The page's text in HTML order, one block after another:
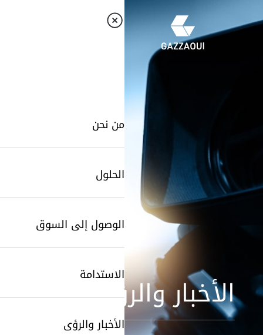
من نحن
الحلول
الوصول إلى السوق
الاستدامة
الأخبار والرؤى
الأخبار والرؤى